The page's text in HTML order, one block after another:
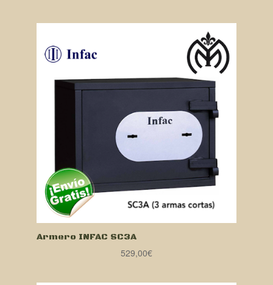
Armero INFAC SC3A
529,00€